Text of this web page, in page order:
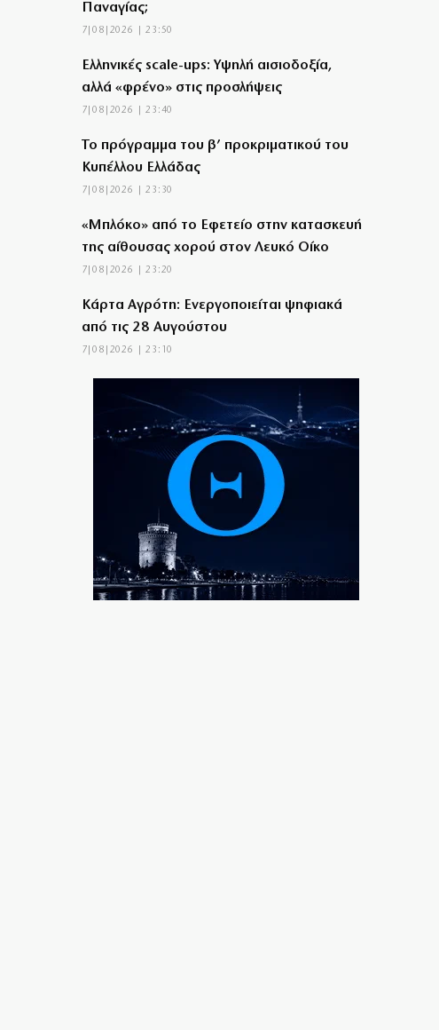
Παναγίας;
7|08|2026 | 23:50
Ελληνικές scale-ups: Υψηλή αισιοδοξία,
αλλά «φρένο» στις προσλήψεις
7|08|2026 | 23:40
Το πρόγραμμα του β’ προκριματικού του
Κυπέλλου Ελλάδας
7|08|2026 | 23:30
«Μπλόκο» από το Εφετείο στην κατασκευή
της αίθουσας χορού στον Λευκό Οίκο
7|08|2026 | 23:20
Κάρτα Αγρότη: Ενεργοποιείται ψηφιακά
από τις 28 Αυγούστου
7|08|2026 | 23:10
την Ιερισσό
7|08|2026 | 23:00
Σύλληψη τριών ατόμων για εισαγωγή και
διακίνηση 18 κιλών SKUNK
7|08|2026 | 22:50
Γιατί η Ευρώπη παραμένει ευάλωτη στο
φυσικό αέριο
7|08|2026 | 22:40